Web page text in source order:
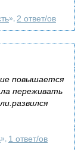
», 2 ответ/ов
повышается
переживать
», 1 ответ/ов